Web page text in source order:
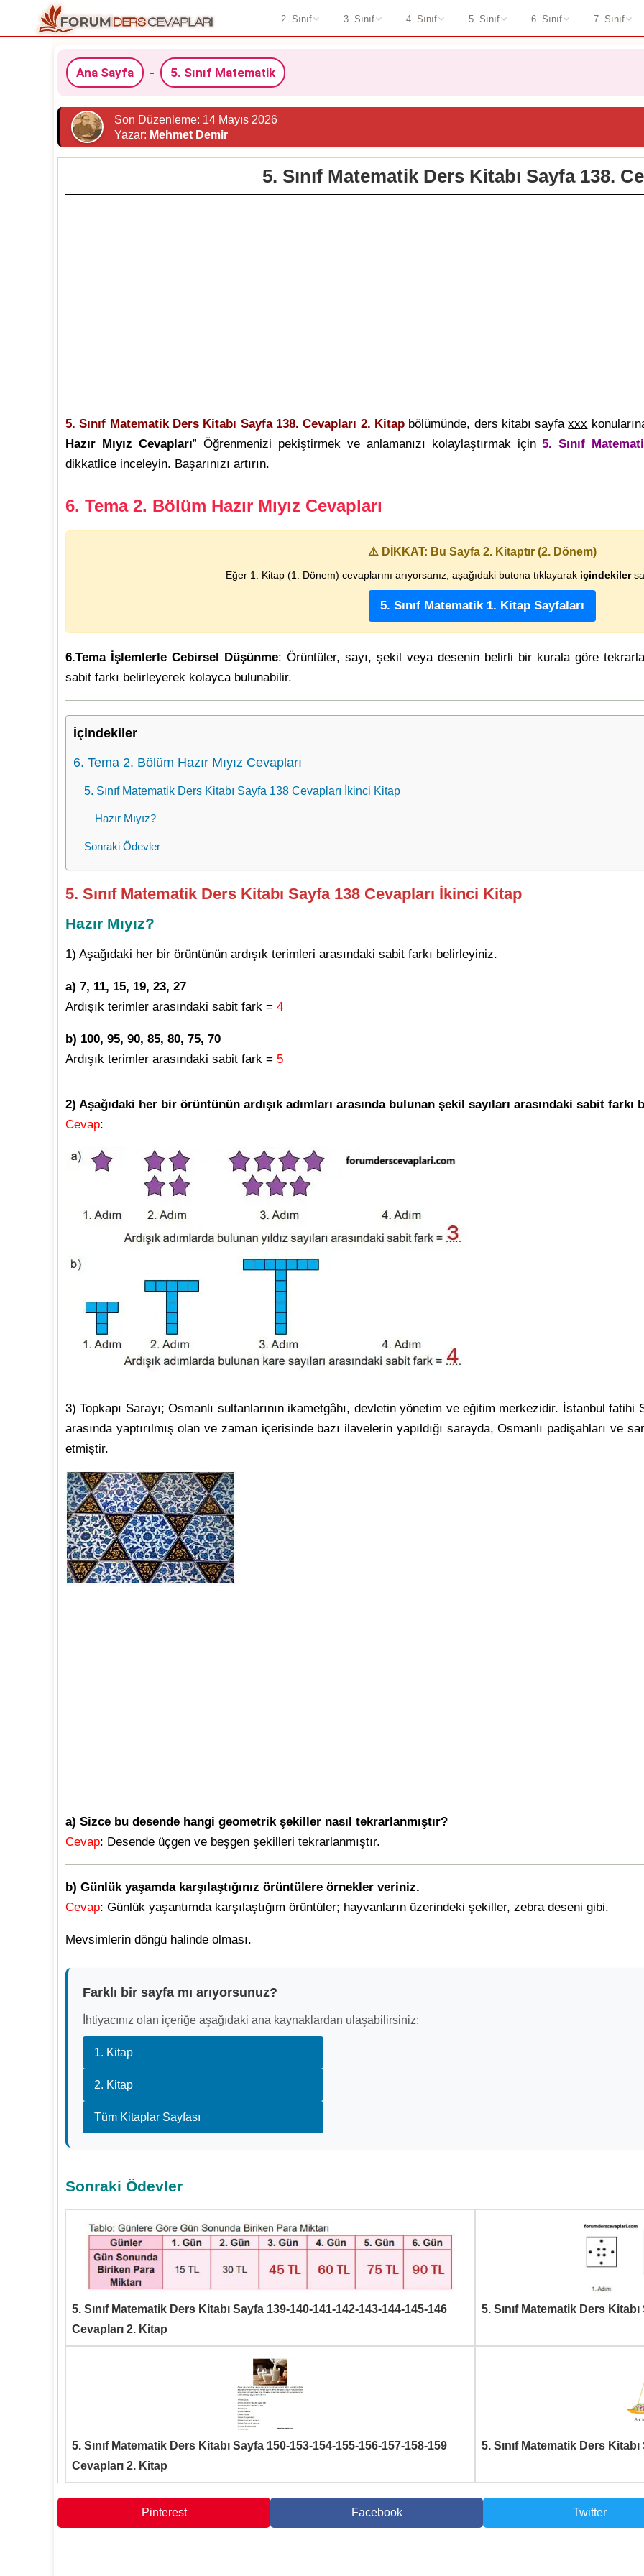
2. Sınıf 3. Sınıf 4. Sınıf 5. Sınıf 6. Sınıf 7. Sınıf
Ana Sayfa - 5. Sınıf Matematik
Son Düzenleme: 14 Mayıs 2026
Yazar: Mehmet Demir
5. Sınıf Matematik Ders Kitabı Sayfa 138.
5. Sınıf Matematik Ders Kitabı Sayfa 138. Cevapları 2. Kitapbölümünde, ders kitabı sayfaxxx
Hazır Mıyız Cevapları” Öğrenmenizi pekiştirmek ve anlamanızı kolaylaştırmak için5. Sınıf
dikkatlice inceleyin. Başarınızı artırın.
6. Tema 2. Bölüm Hazır Mıyız Cevapları
⚠️ DİKKAT: Bu Sayfa 2. Kitaptır (2. Dönem)
Eğer 1. Kitap (1. Dönem) cevaplarını arıyorsanız, aşağıdaki butona tıklayarak içindekiler
5. Sınıf Matematik 1. Kitap Sayfaları
6.Tema İşlemlerle Cebirsel Düşünme: Örüntüler, sayı, şekil veya desenin belirli bir kurala göre
sabit farkı belirleyerek kolayca bulunabilir.
İçindekiler
6. Tema 2. Bölüm Hazır Mıyız Cevapları
5. Sınıf Matematik Ders Kitabı Sayfa 138 Cevapları İkinci Kitap
Hazır Mıyız?
Sonraki Ödevler
5. Sınıf Matematik Ders Kitabı Sayfa 138 Cevapları İkinci Kitap
Hazır Mıyız?
1) Aşağıdaki her bir örüntünün ardışık terimleri arasındaki sabit farkı belirleyiniz.
a) 7, 11, 15, 19, 23, 27
Ardışık terimler arasındaki sabit fark = 4
b) 100, 95, 90, 85, 80, 75, 70
Ardışık terimler arasındaki sabit fark = 5
2) Aşağıdaki her bir örüntünün ardışık adımları arasında bulunan şekil sayıları arasındaki sabit farkı
Cevap:
3) Topkapı Sarayı; Osmanlı sultanlarının ikametgâhı, devletin yönetim ve eğitim merkezidir. İstanbul
arasında yaptırılmış olan ve zaman içerisinde bazı ilavelerin yapıldığı sarayda, Osmanlı padişahları ve
etmiştir.
a) Sizce bu desende hangi geometrik şekiller nasıl tekrarlanmıştır?
Cevap: Desende üçgen ve beşgen şekilleri tekrarlanmıştır.
b) Günlük yaşamda karşılaştığınız örüntülere örnekler veriniz.
Cevap: Günlük yaşantımda karşılaştığım örüntüler; hayvanların üzerindeki şekiller, zebra deseni gibi.
Mevsimlerin döngü halinde olması.
Farklı bir sayfa mı arıyorsunuz?
İhtiyacınız olan içeriğe aşağıdaki ana kaynaklardan ulaşabilirsiniz:
1. Kitap
2. Kitap
Tüm Kitaplar Sayfası
Sonraki Ödevler
5. Sınıf Matematik Ders Kitabı Sayfa 139-140-141-142-143-144-145-146
Cevapları 2. Kitap
5. Sınıf Matematik Ders
5. Sınıf Matematik Ders Kitabı Sayfa 150-153-154-155-156-157-158-159
Cevapları 2. Kitap
5. Sınıf Matematik Ders
Pinterest Facebook Twitter